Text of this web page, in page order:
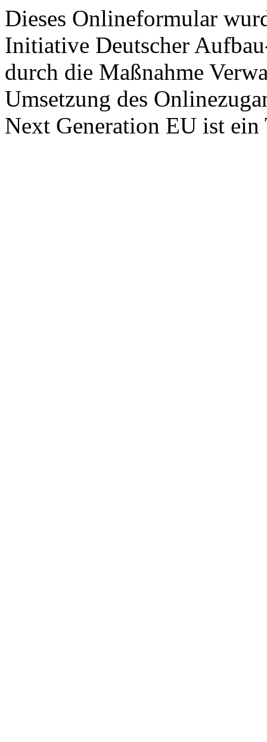
Dieses Onlineformular
Initiative Deutscher
durch die Maßnahme
Umsetzung des
Next Generation EU ist ein